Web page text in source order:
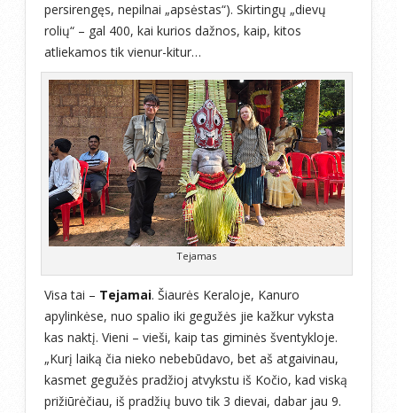
persirengęs, nepilnai „apsėstas“). Skirtingų „dievų
rolių“ – gal 400, kai kurios dažnos, kaip, kitos
atliekamos tik vienur-kitur…
Tejamas
Visa tai – Tejamai. Šiaurės Keraloje, Kanuro
apylinkėse, nuo spalio iki gegužės jie kažkur vyksta
kas naktį. Vieni – vieši, kaip tas giminės šventykloje.
„Kurį laiką čia nieko nebebūdavo, bet aš atgaivinau,
kasmet gegužės pradžioj atvykstu iš Kočio, kad viską
prižiūrėčiau, iš pradžių buvo tik 3 dievai, dabar jau 9.